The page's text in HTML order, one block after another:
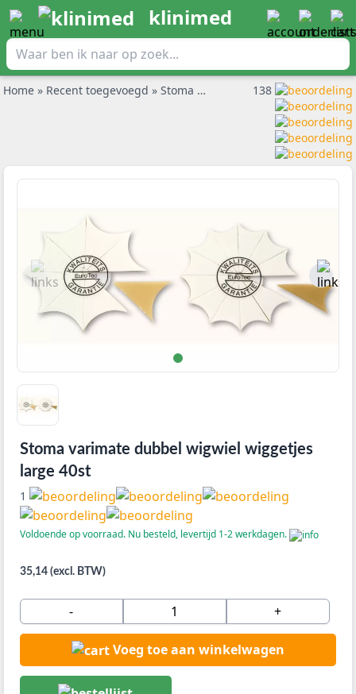
klinimed
Home » Recent toegevoegd » Stoma varimate dubbel wigwiel wiggetjes large 40st 138
Stoma varimate dubbel wigwiel wiggetjes
large 40st
1
Voldoende op voorraad. Nu besteld, levertijd 1-2 werkdagen.
35,14 (excl. BTW)
- +
Voeg toe aan winkelwagen